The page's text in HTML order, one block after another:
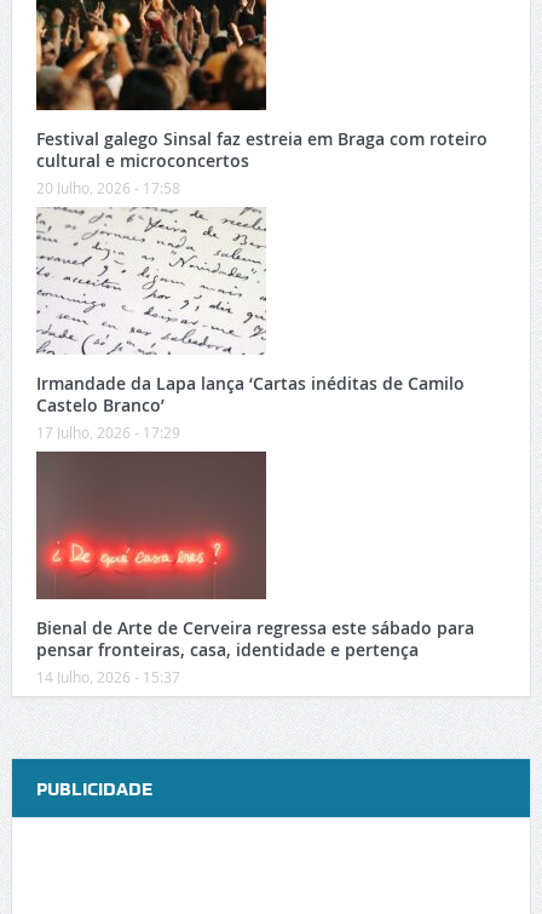
Festival galego Sinsal faz estreia em Braga com roteiro
cultural e microconcertos
20 Julho, 2026 - 17:58
Irmandade da Lapa lança ‘Cartas inéditas de Camilo
Castelo Branco’
17 Julho, 2026 - 17:29
Bienal de Arte de Cerveira regressa este sábado para
pensar fronteiras, casa, identidade e pertença
14 Julho, 2026 - 15:37
PUBLICIDADE